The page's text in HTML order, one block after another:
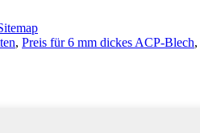
, Preis für 6 mm dickes ACP-Blech,